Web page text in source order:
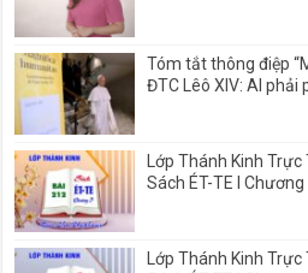
Tóm tắt thông điệp
ĐTC Lêô XIV: AI phải
Lớp Thánh Kinh
Sách ÉT-TE I
Lớp Thánh Kinh